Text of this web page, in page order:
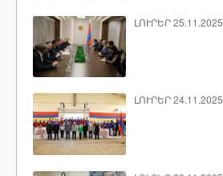
ԼՈՒՐԵՐ 25.11.2025
ԼՈՒՐԵՐ 24.11.2025